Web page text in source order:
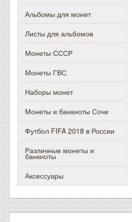
Альбомы для монет
Листы для альбомов
Монеты СССР
Монеты ГВС
Наборы монет
Монеты и банкноты Сочи
Футбол FIFA 2018 в России
Различные монеты и
банкноты
Аксессуары